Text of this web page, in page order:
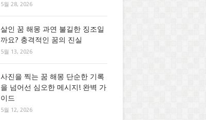
5월 28, 2026
살인 꿈 해몽 과연 불길한 징조일
까요? 충격적인 꿈의 진실
5월 13, 2026
사진을 찍는 꿈 해몽 단순한 기록
을 넘어선 심오한 메시지! 완벽 가
이드
5월 12, 2026